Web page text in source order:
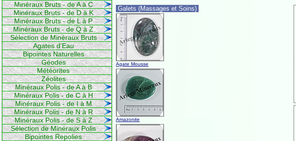
Minéraux Bruts - de A à C
Minéraux Bruts - de D à K
Minéraux Bruts - de L à P
Minéraux Bruts - de Q à Z
Sélection de Minéraux Bruts
Agates d'Eau
Bipointes Naturelles
Géodes
Météorites
Zéolites
Minéraux Polis - de A à B
Minéraux Polis - de C à H
Minéraux Polis - de I à M
Minéraux Polis - de N à R
Minéraux Polis - de S à Z
Sélection de Minéraux Polis
Bipointes Repolies
Galets (Massages et Soins)
Agate Mousse
Amazonite